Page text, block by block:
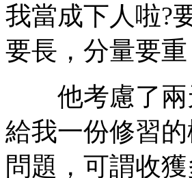
我當成下人啦?
要長，分量要
他考慮了兩
給我一份修習
問題，可謂收